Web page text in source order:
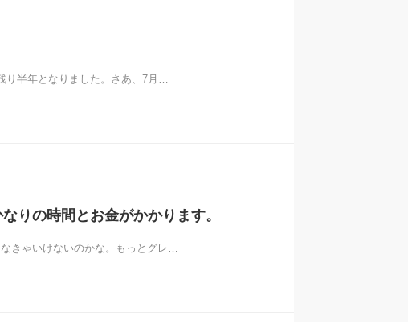
り半年となりました。さあ、7月…
りの時間とお金がかかります。
きゃいけないのかな。もっとグレ…